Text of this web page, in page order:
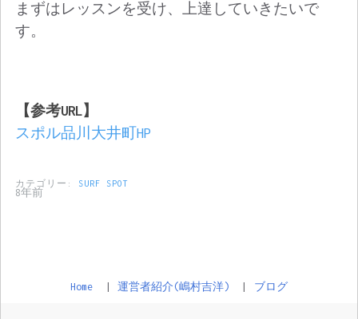
まずはレッスンを受け、上達していきたいで
す。
【参考URL】
スポル品川大井町HP
カテゴリー: SURF SPOT
8年前
Home 運営者紹介(嶋村吉洋) ブログ